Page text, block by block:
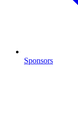
Sponsors